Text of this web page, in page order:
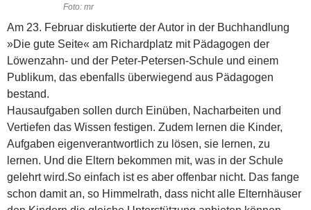
Foto: mr
Am 23. Februar diskutierte der Autor in der Buchhandlung
»Die gute Seite« am Richardplatz mit Pädagogen der
Löwenzahn- und der Peter-Petersen-Schule und einem
Publikum, das ebenfalls überwiegend aus Pädagogen
bestand.
Hausaufgaben sollen durch Einüben, Nacharbeiten und
Vertiefen das Wissen festigen. Zudem lernen die Kinder,
Aufgaben eigenverantwortlich zu lösen, sie lernen, zu
lernen. Und die Eltern bekommen mit, was in der Schule
gelehrt wird.So einfach ist es aber offenbar nicht. Das fange
schon damit an, so Himmelrath, dass nicht alle Elternhäuser